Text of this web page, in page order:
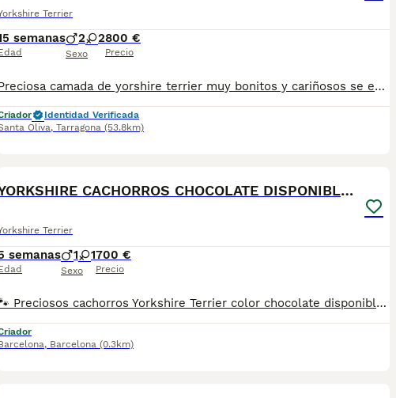
Terrier
semanas 2 2
Sexo
800 €
Precio
Preciosa camada de yorshire terrier muy bonitos y cariñosos se entregan con un mínimo de 2 vacunas y 3 desparasitaciones y el chip que lo da de alta mi veterinario y garantías por escrito de 10 días de enfermedades víricas y 6 meses de congénitas, el precio de los machos 800 euros y las hembras 1.000 euros
Identidad Verificada
Oliva, Tarragona (53.8km)
YORKSHIRE CACHORROS CHOCOLATE DISPONIBLES
Terrier
semanas 1 1
Sexo
700 €
Precio
🐾 Preciosos cachorros Yorkshire Terrier color chocolate disponibles 🐾 🧸 Disponibles adorables cachorros con carácter juguetón y muy cariñoso, criados en ambiente familiar y listos para su nueva casa 🥰 • Exclusivo color chocolate 🍫, poco común dentro de la raza Yorkshire Terrier • Entrega a partir de las 8 semanas de edad • Se entregan vacunados, desparasitados y con cartilla veterinaria oficial • Revisión veterinaria realizada antes de la entrega para garantizar su buen estado de salud ✅ • Envío de vídeos individuales por WhatsApp para poder ver su evolución 📱 • Posibilidad de entrega en mano en la provincia de Murcia y zonas cercanas • Envíos disponibles a toda España 🚚💛 • Posibilidad de visita sin compromiso para conocerlos en persona 📌 Cachorros nacidos y criados en casa, con atención constante y cuidados diarios, sin intermediarios ni procedencia de multicriaderos. 💖 Ejemplares muy cariñosos y sociables, ideales como compañía familiar. Su carácter y dulzura te conquistarán desde el primer momento.
, Barcelona (0.3km)